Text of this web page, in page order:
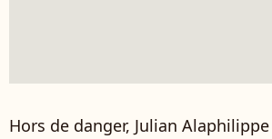
Hors de danger, Julian